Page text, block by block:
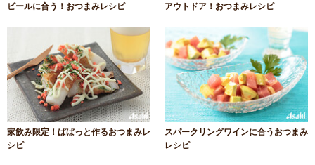
ビールに合う！おつまみレシピ アウトドア！おつまみレシピ
家飲み限定！ぱぱっと作るおつまみレ
シピ
スパークリングワインに合うおつまみ
レシピ